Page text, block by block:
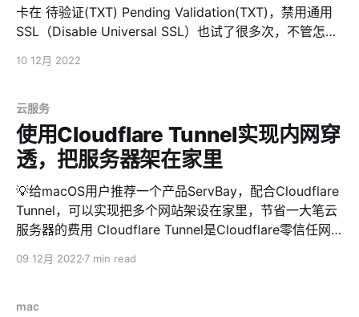
进，注意空格和缩进，注意空格和缩进！！！ # LDAP
gitlab_rails['ldap_enabled'] = true
卡在 待验证(TXT) Pending Validation(TXT)，禁用通用
SSL（Disable Universal SSL）也试了很多次，不管怎么
开启了DNSSEC，域名DNS转移到Cloudflare后，一直没
面，开启DNSSEC，把DS记录在域名注册商后台更新，问
题解决。
10 12月 2022
云服务
使用Cloudflare Tunnel实现内网穿
透，把服务器架在家里
💡给macOS用户推荐一个产品ServBay，配合Cloudflare
Tunnel，可以实现把多个网站架设在家里，节省一大笔云
服务器的费用 Cloudflare Tunnel是Cloudflare零信任网
从而摒弃掉VPN之类的过时技术（其实也不是过时，只不
Tunnel，可以实现云与设备之间打通一条加密通道，这样
09 12月 2022 7 min read
mac